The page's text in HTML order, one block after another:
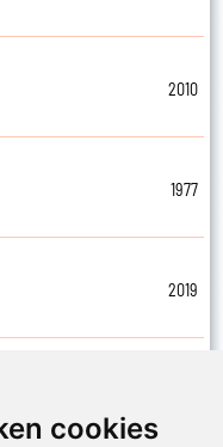
cookies
2010
1977
2019